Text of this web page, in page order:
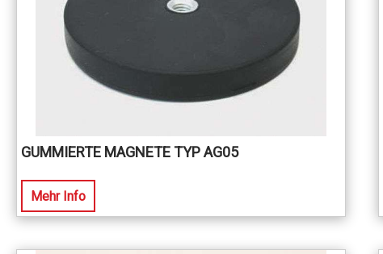
GUMMIERTE MAGNETE TYP AG05
Mehr Info